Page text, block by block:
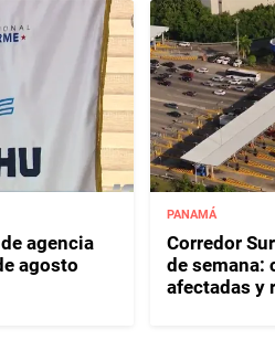
agencia
agosto
PANAMÁ
Corredor
de semana:
afectadas y